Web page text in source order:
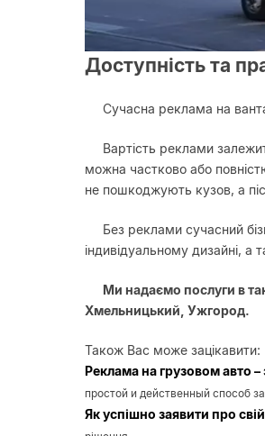
Доступність та
Сучасна реклама на
Вартість реклами
можна частково або
не пошкоджують кузов, а
Без реклами сучасний
індивідуальному дизайні,
Ми надаємо послуги в
Хмельницький, Ужгород.
Також Вас може зацікавити:
Реклама на грузовом авто
простой и действенный способ
Як успішно заявити про